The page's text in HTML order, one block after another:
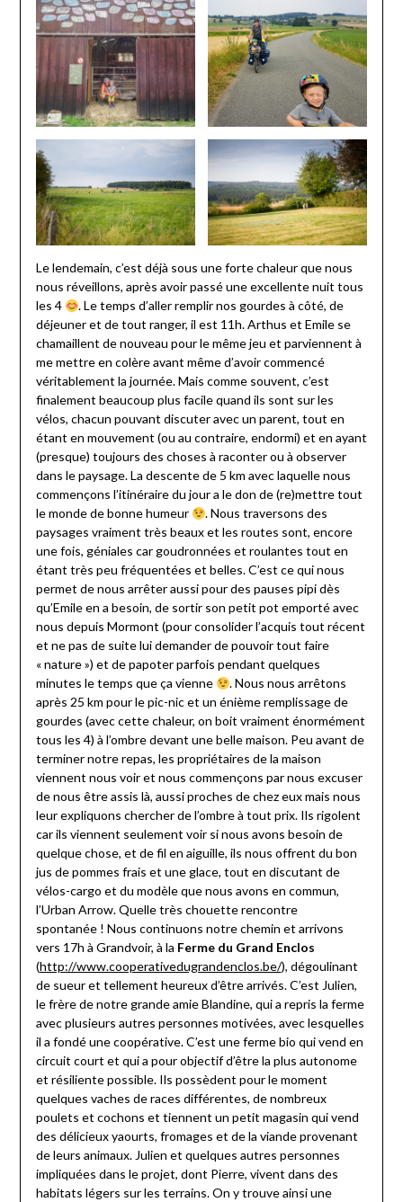
Le lendemain, c’est déjà sous une forte chaleur que nous
nous réveillons, après avoir passé une excellente nuit tous
les 4
. Le temps d’aller remplir nos gourdes à côté, de
déjeuner et de tout ranger, il est 11h. Arthus et Emile se
chamaillent de nouveau pour le même jeu et parviennent à
me mettre en colère avant même d’avoir commencé
véritablement la journée. Mais comme souvent, c’est
finalement beaucoup plus facile quand ils sont sur les
vélos, chacun pouvant discuter avec un parent, tout en
étant en mouvement (ou au contraire, endormi) et en ayant
(presque) toujours des choses à raconter ou à observer
dans le paysage. La descente de 5 km avec laquelle nous
commençons l’itinéraire du jour a le don de (re)mettre tout
le monde de bonne humeur
. Nous traversons des
paysages vraiment très beaux et les routes sont, encore
une fois, géniales car goudronnées et roulantes tout en
étant très peu fréquentées et belles. C’est ce qui nous
permet de nous arrêter aussi pour des pauses pipi dès
qu’Emile en a besoin, de sortir son petit pot emporté avec
nous depuis Mormont (pour consolider l’acquis tout récent
et ne pas de suite lui demander de pouvoir tout faire
« nature ») et de papoter parfois pendant quelques
minutes le temps que ça vienne
. Nous nous arrêtons
après 25 km pour le pic-nic et un énième remplissage de
gourdes (avec cette chaleur, on boit vraiment énormément
tous les 4) à l’ombre devant une belle maison. Peu avant de
terminer notre repas, les propriétaires de la maison
viennent nous voir et nous commençons par nous excuser
de nous être assis là, aussi proches de chez eux mais nous
leur expliquons chercher de l’ombre à tout prix. Ils rigolent
car ils viennent seulement voir si nous avons besoin de
quelque chose, et de fil en aiguille, ils nous offrent du bon
jus de pommes frais et une glace, tout en discutant de
vélos-cargo et du modèle que nous avons en commun,
l’Urban Arrow. Quelle très chouette rencontre
spontanée ! Nous continuons notre chemin et arrivons
vers 17h à Grandvoir, à la Ferme du Grand Enclos
(http://www.cooperativedugrandenclos.be/), dégoulinant
de sueur et tellement heureux d’être arrivés. C’est Julien,
le frère de notre grande amie Blandine, qui a repris la ferme
avec plusieurs autres personnes motivées, avec lesquelles
il a fondé une coopérative. C’est une ferme bio qui vend en
circuit court et qui a pour objectif d’être la plus autonome
et résiliente possible. Ils possèdent pour le moment
quelques vaches de races différentes, de nombreux
poulets et cochons et tiennent un petit magasin qui vend
des délicieux yaourts, fromages et de la viande provenant
de leurs animaux. Julien et quelques autres personnes
impliquées dans le projet, dont Pierre, vivent dans des
habitats légers sur les terrains. On y trouve ainsi une